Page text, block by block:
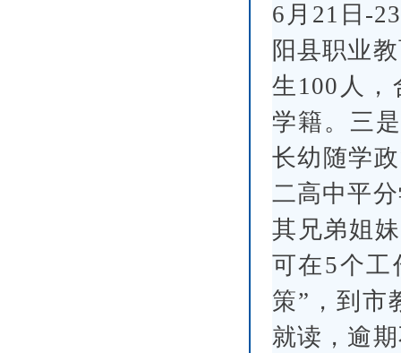
6月21日-
阳县职业
生100人
学籍。三
长幼随学
二高中平
其兄弟姐
可在5个工
策”，到市
就读，逾